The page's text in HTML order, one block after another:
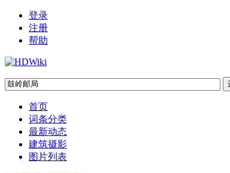
登录
注册
帮助
首页
词条分类
最新动态
建筑摄影
图片列表